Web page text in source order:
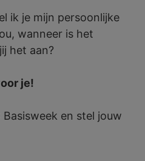
ik je mijn persoonlijke
wanneer is het
het aan?
je!
Basisweek en stel jouw